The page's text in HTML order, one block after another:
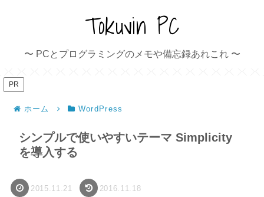
Tokuvin PC
〜 PCとプログラミングのメモや備忘録あれこれ 〜
PR
ホーム WordPress
シンプルで使いやすいテーマ Simplicity
を導入する
2015.11.21 2016.11.18